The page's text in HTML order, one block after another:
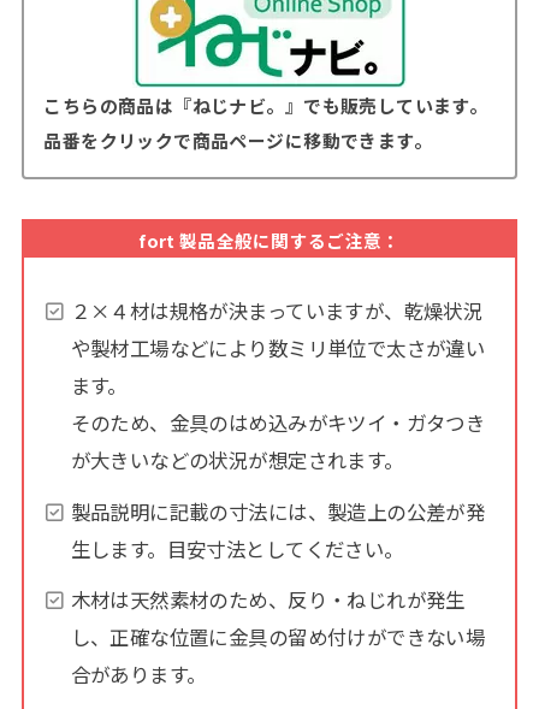
こちらの商品は『ねじナビ。』でも販売しています。
品番をクリックで商品ページに移動できます。
fort 製品全般に関するご注意：
２×４材は規格が決まっていますが、乾燥状況
や製材工場などにより数ミリ単位で太さが違い
ます。
そのため、金具のはめ込みがキツイ・ガタつき
が大きいなどの状況が想定されます。
製品説明に記載の寸法には、製造上の公差が発
生します。目安寸法としてください。
木材は天然素材のため、反り・ねじれが発生
し、正確な位置に金具の留め付けができない場
合があります。